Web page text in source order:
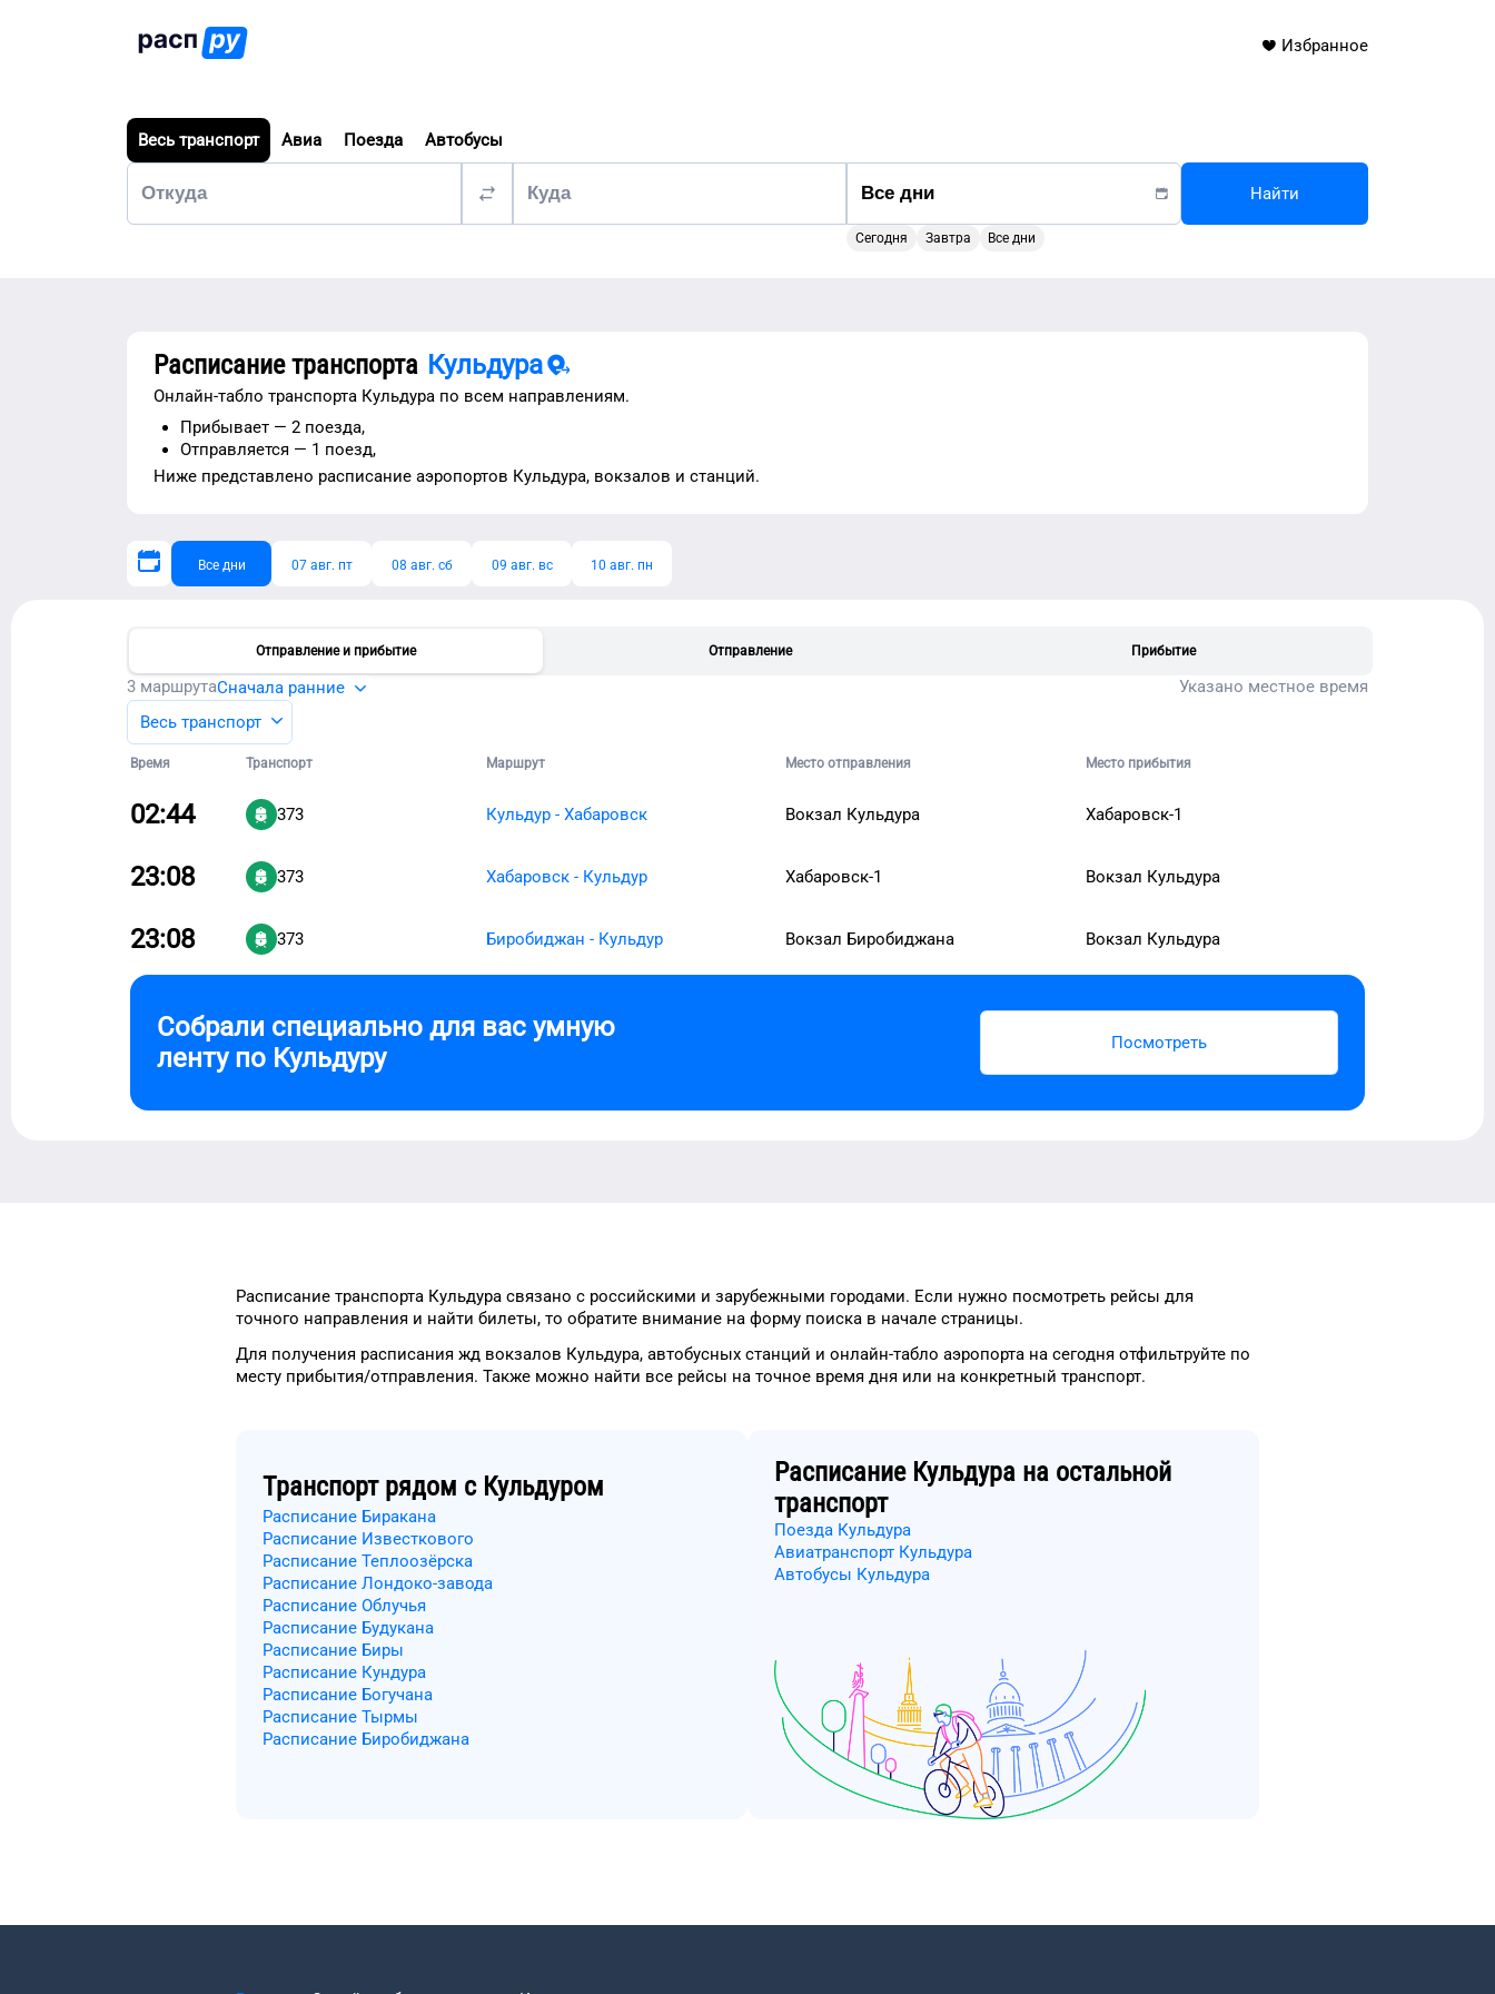
Избранное
Весь транспорт Авиа Поезда Автобусы
Сегодня Завтра Все дни
Найти
Расписание транспорта Кульдура
Онлайн-табло транспорта Кульдура по всем направлениям.
Прибывает — 2 поезда,
Отправляется — 1 поезд,
Ниже представлено расписание аэропортов Кульдура, вокзалов и станций.
Все дни 07 авг. пт 08 авг. сб 09 авг. вс 10 авг. пн
Отправление и прибытие Отправление Прибытие
3 маршрутаСначала ранние
Указано местное время
Весь транспорт
Время Транспорт Маршрут Место отправления Место прибытия
02:44 373 Кульдур - Хабаровск Вокзал Кульдура Хабаровск-1
23:08 373 Хабаровск - Кульдур Хабаровск-1 Вокзал Кульдура
23:08 373 Биробиджан - Кульдур Вокзал Биробиджана Вокзал Кульдура
Собрали специально для вас умную
ленту по Кульдуру Посмотреть
Расписание транспорта Кульдура связано с российскими и зарубежными городами. Если нужно посмотреть рейсы для
точного направления и найти билеты, то обратите внимание на форму поиска в начале страницы.
Для получения расписания жд вокзалов Кульдура, автобусных станций и онлайн-табло аэропорта на сегодня отфильтруйте по
месту прибытия/отправления. Также можно найти все рейсы на точное время дня или на конкретный транспорт.
Транспорт рядом с Кульдуром
Расписание Биракана
Расписание Известкового
Расписание Теплоозёрска
Расписание Лондоко-завода
Расписание Облучья
Расписание Будукана
Расписание Биры
Расписание Кундура
Расписание Богучана
Расписание Тырмы
Расписание Биробиджана
Расписание Кульдура на остальной
транспорт
Поезда Кульдура
Авиатранспорт Кульдура
Автобусы Кульдура